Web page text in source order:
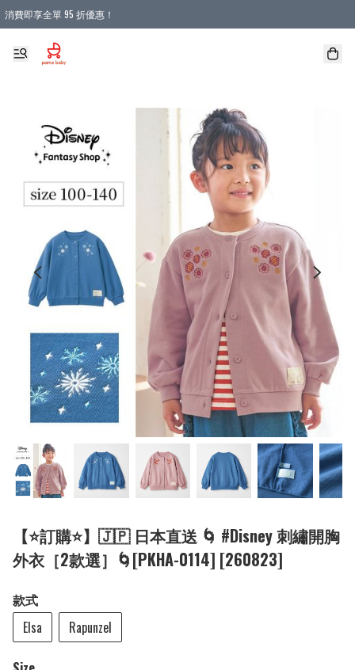
消費即享全單 95 折優惠！
購物滿 HKD 900.00即享免運費優惠！（適用於 本地送貨、本地取貨 )
【⭐訂購⭐】🇯🇵 日本直送 🌀 #Disney 刺繡開胸
外衣［2款選］🌀[PKHA-0114] [260823]
款式
Elsa
Rapunzel